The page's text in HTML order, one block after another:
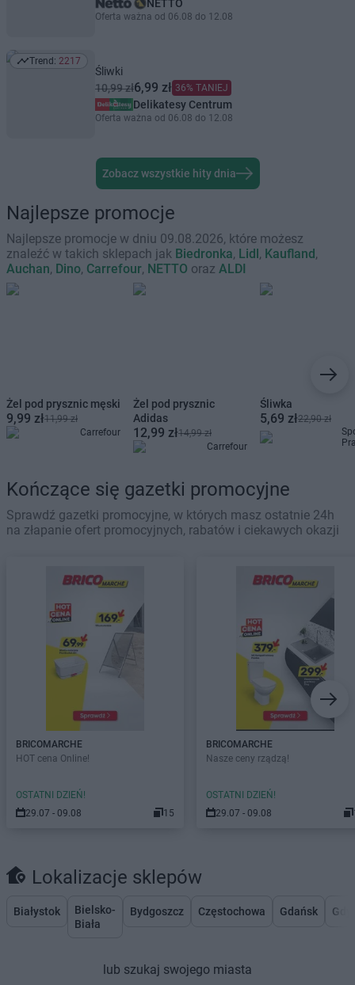
NETTO
Oferta ważna od 06.08 do 12.08
Trend: 2217
Trend: 2217
Śliwki
10,99 zł6,99 zł 36% TANIEJ
Delikatesy Centrum
Oferta ważna od 06.08 do 12.08
Zobacz wszystkie hity dnia
Najlepsze promocje
Najlepsze promocje w dniu 09.08.2026, które możesz
znaleźć w takich sklepach jak Biedronka, Lidl, Kaufland,
Auchan, Dino, Carrefour, NETTO oraz ALDI
Żel pod prysznic męski
9,99 zł11,99 zł
Carrefour
Żel pod prysznic
Adidas
12,99 zł14,99 zł
Carrefour
Śliwka
5,69 zł22,90 zł
Kończące się gazetki promocyjne
Sprawdź gazetki promocyjne, w których masz ostatnie 24h
na złapanie ofert promocyjnych, rabatów i ciekawych okazji
BRICOMARCHE
HOT cena Online!
OSTATNI DZIEŃ!
29.07 - 09.08
15
BRICOMARCHE
Nasze ceny rządzą!
OSTATNI DZIEŃ!
29.07 - 09.08
Lokalizacje sklepów
Białystok
Bielsko-
Biała
Bydgoszcz Częstochowa Gdańsk
lub szukaj swojego miasta